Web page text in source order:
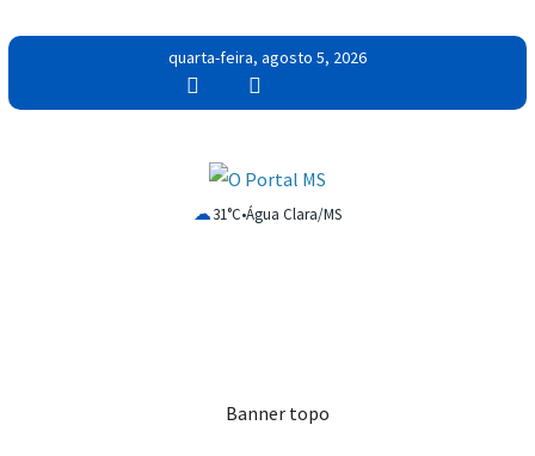
quarta-feira, agosto 5, 2026
☁31°C•Água Clara/MS